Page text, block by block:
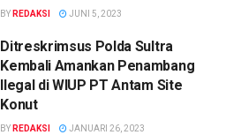
BY REDAKSI JUNI 5, 2023
Ditreskrimsus Polda Sultra
Kembali Amankan Penambang
Ilegal di WIUP PT Antam Site
Konut
BY REDAKSI JANUARI 26, 2023